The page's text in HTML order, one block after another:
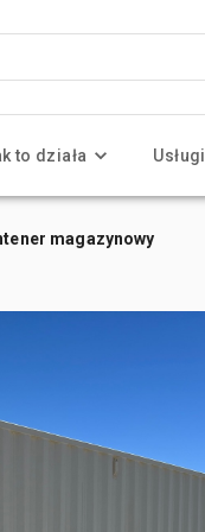
to działa Usługi
magazynowy